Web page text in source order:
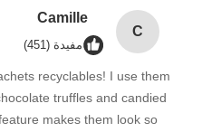
me tell a true
rápida e produtoC
Camille
مفيدة (451)
recyclables! I use them
truffles and candied
makes them look so